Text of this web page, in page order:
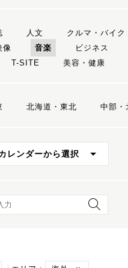
人文 クルマ・バイク
像 音楽 ビジネス
T-SITE 美容・健康
北海道・東北 中部・
レンダーから選択